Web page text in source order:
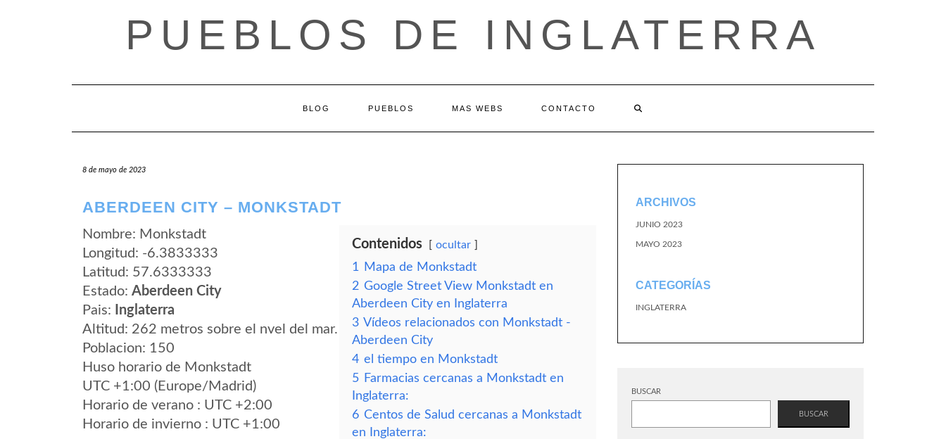
PUEBLOS DE INGLATERRA
BLOG PUEBLOS MAS WEBS CONTACTO
8 de mayo de 2023
ABERDEEN CITY – MONKSTADT
Nombre: Monkstadt
Longitud: -6.3833333
Latitud: 57.6333333
Estado: Aberdeen City
Pais:
Inglaterra
Altitud: 262 metros sobre el nvel del mar.
Poblacion: 150
Huso horario de Monkstadt
UTC +1:00 (Europe/Madrid)
Horario de verano : UTC +2:00
Horario de invierno : UTC +1:00
Contenidos ocultar
1
Mapa de Monkstadt
2 Google Street View Monkstadt en
Aberdeen City en Inglaterra
3 Vídeos relacionados con Monkstadt -
Aberdeen City
4 el tiempo en Monkstadt
5 Farmacias cercanas a Monkstadt en
Inglaterra:
6 Centos de Salud cercanas a Monkstadt
en Inglaterra:
ARCHIVOS
JUNIO 2023
MAYO 2023
CATEGORÍAS
INGLATERRA
BUSCAR
BUSCAR